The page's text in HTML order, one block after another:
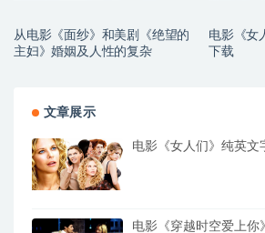
从电影《面纱》和美剧《绝望的
主妇》婚姻及人性的复杂
电影《女
下载
文章展示
电影《女人们》纯英文
电影《穿越时空爱上你